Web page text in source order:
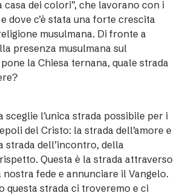
casa dei colori”, che lavorano con i
dove c’è stata una forte crescita
musulmana. Di fronte a
presenza musulmana sul
la Chiesa ternana, quale strada
sceglie l’unica strada possibile per i
del Cristo: la strada dell’amore e
strada dell’incontro, della
Questa è la strada attraverso
fede e annunciare il Vangelo.
questa strada ci troveremo e ci